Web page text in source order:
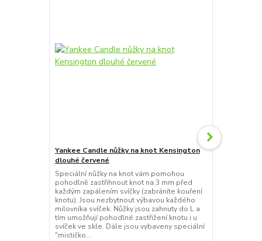
Yankee Candle nůžky na knot Kensington
dlouhé červené
Speciální nůžky na knot vám pomohou
pohodlně zastřihnout knot na 3 mm před
každým zapálením svíčky (zabráníte kouření
knotu). Jsou nezbytnout výbavou každého
milovníka svíček. Nůžky jsou zahnuty do L a
tím umožňují pohodlné zastřižení knotu i u
svíček ve skle. Dále jsou vybaveny speciální
"mističko...